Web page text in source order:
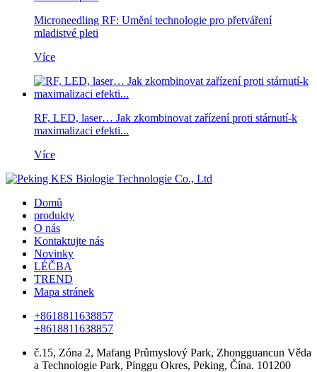
Microneedling RF: Umění technologie pro přetváření
mladistvé pleti
Více
RF, LED, laser… Jak zkombinovat zařízení proti stárnutí-k
maximalizaci efekti...
Více
Domů
produkty
O nás
Kontaktujte nás
Novinky
LÉČBA
TREND
Mapa stránek
+8618811638857
+8618811638857
č.15, Zóna 2, Mafang Průmyslový Park, Zhongguancun Věda
a Technologie Park, Pinggu Okres, Peking, Čína. 101200